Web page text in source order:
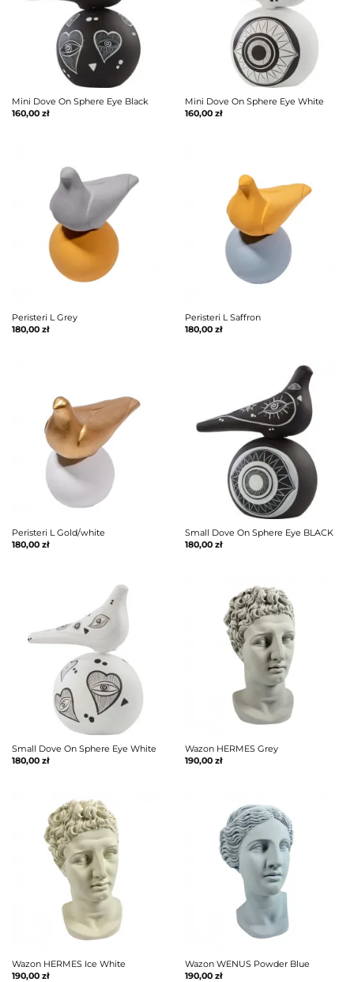
Mini Dove On Sphere Eye Black
160,00 zł
Mini Dove On Sphere Eye White
160,00 zł
Peristeri L Grey
180,00 zł
Peristeri L Saffron
180,00 zł
Peristeri L Gold/white
180,00 zł
Small Dove On Sphere Eye BLACK
180,00 zł
Small Dove On Sphere Eye White
180,00 zł
Wazon HERMES Grey
190,00 zł
Wazon HERMES Ice White
190,00 zł
Wazon WENUS Powder Blue
190,00 zł